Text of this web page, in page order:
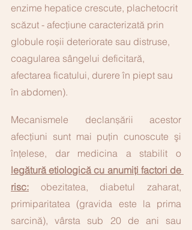
enzime hepatice crescute, plachetocrit
scăzut - afecțiune caracterizată prin
globule roșii deteriorate sau distruse,
coagularea sângelui deficitară,
afectarea ficatului, durere în piept sau
în abdomen).
Mecanismele declanșării acestor
afecțiuni sunt mai puţin cunoscute şi
legătură etiologică cu anumiți factori de
risc: obezitatea, diabetul zaharat,
primiparitatea (gravida este la prima
sarcină), vârsta sub 20 de ani sau